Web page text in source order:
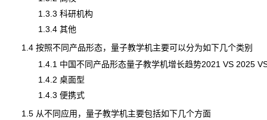
1.3.3 科研机构
1.3.4 其他
1.4 按照不同产品形态，量子教学机主要可以分为如下几个类别
1.4.1 中国不同产品形态量子教学机增长趋势2021 VS 2025
1.4.2 桌面型
1.4.3 便携式
1.5 从不同应用，量子教学机主要包括如下几个方面